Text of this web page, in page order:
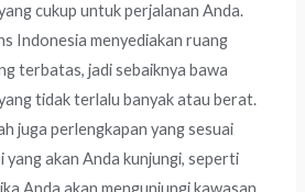
cukup untuk perjalanan Anda.
Indonesia menyediakan ruang
terbatas, jadi sebaiknya bawa
tidak terlalu banyak atau berat.
juga perlengkapan yang sesuai
yang akan Anda kunjungi, seperti